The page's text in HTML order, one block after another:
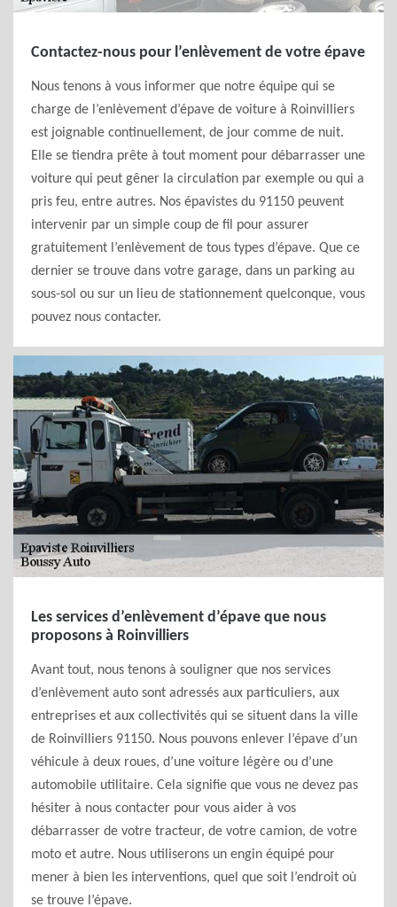
Contactez-nous pour l’enlèvement de votre épave
Nous tenons à vous informer que notre équipe qui se
charge de l’enlèvement d’épave de voiture à Roinvilliers
est joignable continuellement, de jour comme de nuit.
Elle se tiendra prête à tout moment pour débarrasser une
voiture qui peut gêner la circulation par exemple ou qui a
pris feu, entre autres. Nos épavistes du 91150 peuvent
intervenir par un simple coup de fil pour assurer
gratuitement l’enlèvement de tous types d’épave. Que ce
dernier se trouve dans votre garage, dans un parking au
sous-sol ou sur un lieu de stationnement quelconque, vous
pouvez nous contacter.
Les services d’enlèvement d’épave que nous
proposons à Roinvilliers
Avant tout, nous tenons à souligner que nos services
d’enlèvement auto sont adressés aux particuliers, aux
entreprises et aux collectivités qui se situent dans la ville
de Roinvilliers 91150. Nous pouvons enlever l’épave d’un
véhicule à deux roues, d’une voiture légère ou d’une
automobile utilitaire. Cela signifie que vous ne devez pas
hésiter à nous contacter pour vous aider à vos
débarrasser de votre tracteur, de votre camion, de votre
moto et autre. Nous utiliserons un engin équipé pour
mener à bien les interventions, quel que soit l’endroit où
se trouve l’épave.